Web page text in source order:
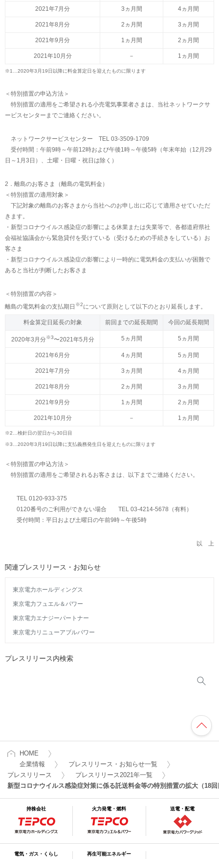
2021年7月分 3ヵ月間 4ヵ月間
2021年8月分 2ヵ月間 3ヵ月間
2021年9月分 1ヵ月間 2ヵ月間
2021年10月分 － 1ヵ月間
※1… 2020年3月19日以降に料金算定日を迎えたものに限ります
＜特別措置の申込方法＞
特別措置の適用をご希望される小売電気事業者さまは、当社ネットワークサ
ービスセンターまでご連絡ください。
ネットワークサービスセンター TEL 03-3509-1709
受付時間：午前9時～午前12時および午後1時～午後5時（年末年始（12月29
日～1月3日）、土曜・日曜・祝日は除く）
2．離島のお客さま（離島の電気料金）
＜特別措置の適用対象＞
下記対象の離島のお客さまから当社へのお申し出に応じて適用させていただ
きます。
・新型コロナウイルス感染症の影響による休業または失業等で、各都道府県社
会福祉協議会から緊急貸付を受けている（受けるための手続きをしている）お
客さま
・新型コロナウイルス感染症の影響により一時的に電気料金の支払いが困難で
あると当社が判断したお客さま
＜特別措置の内容＞
離島の電気料金の支払期日 ※2について原則として以下のとおり延長します。
料金算定日延長の対象 前回までの延長期間 今回の延長期間
2020年3月分※3〜2021年5月分 5ヵ月間 5ヵ月間
2021年6月分 4ヵ月間 5ヵ月間
2021年7月分 3ヵ月間 4ヵ月間
2021年8月分 2ヵ月間 3ヵ月間
2021年9月分 1ヵ月間 2ヵ月間
2021年10月分 － 1ヵ月間
※2… 検針日の翌日から30日目
※3… 2020年3月19日以降に支払義務発生日を迎えたものに限ります
＜特別措置の申込方法＞
特別措置の適用をご希望されるお客さまは、以下までご連絡ください。
TEL 0120-933-375
0120番号のご利用ができない場合 TEL 03-4214-5678（有料）
受付時間：平日および土曜日の午前9時～午後5時
以 上
関連プレスリリース・お知らせ
東京電力ホールディングス
東京電力フュエル＆パワー
東京電力エナジーパートナー
東京電力リニューアブルパワー
プレスリリース内検索
HOME
企業情報
プレスリリース・お知らせ一覧
プレスリリース
プレスリリース2021年一覧
新型コロナウイルス感染症対策に係る託送料金等の特別措置の拡大（18
持株会社 火力発電・燃料 送電・配電
電気・ガス・くらし 再生可能エネルギー